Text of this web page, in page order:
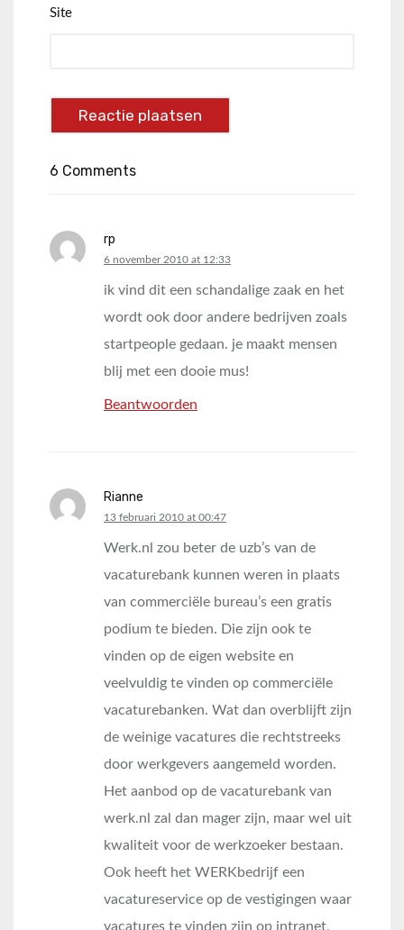
Site
6 Comments
rp
says:
6 november 2010 at 12:33
ik vind dit een schandalige zaak en het
wordt ook door andere bedrijven zoals
startpeople gedaan. je maakt mensen
blij met een dooie mus!
Beantwoorden
Rianne
says:
13 februari 2010 at 00:47
Werk.nl zou beter de uzb’s van de
vacaturebank kunnen weren in plaats
van commerciële bureau’s een gratis
podium te bieden. Die zijn ook te
vinden op de eigen website en
veelvuldig te vinden op commerciële
vacaturebanken. Wat dan overblijft zijn
de weinige vacatures die rechtstreeks
door werkgevers aangemeld worden.
Het aanbod op de vacaturebank van
werk.nl zal dan mager zijn, maar wel uit
kwaliteit voor de werkzoeker bestaan.
Ook heeft het WERKbedrijf een
vacatureservice op de vestigingen waar
vacatures te vinden zijn op intranet,